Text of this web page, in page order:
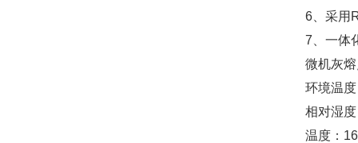
6、采用
7、一体
微机灰
环境温
相对湿
温度：